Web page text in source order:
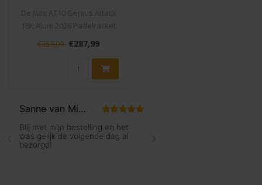
is samen met Agustín Tapia
€359,99 €287,99